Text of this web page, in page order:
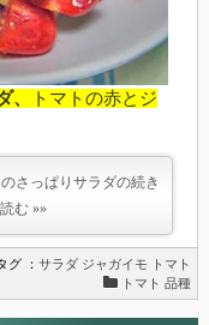
、
トマトの赤とジ
さっぱりサラダの続き
む »»
グ ：サラダ ジャガイモ
トマト
トマト 品種